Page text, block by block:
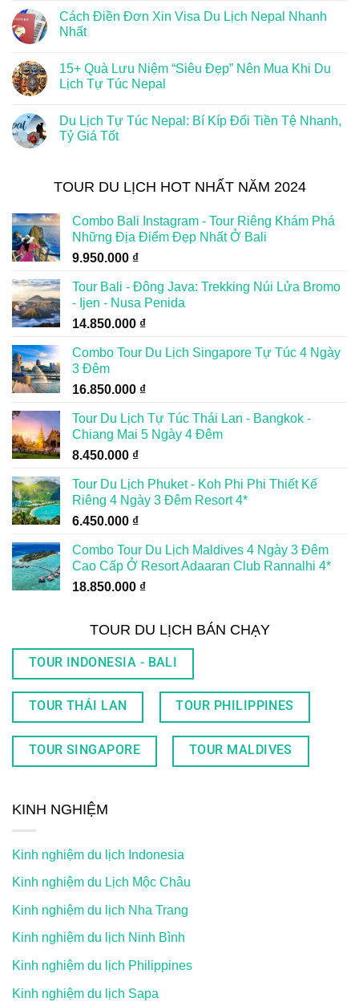
Cách Điền Đơn Xin Visa Du Lịch Nepal Nhanh
Nhất
15+ Quà Lưu Niệm “Siêu Đẹp” Nên Mua Khi Du
Lịch Tự Túc Nepal
Du Lịch Tự Túc Nepal: Bí Kíp Đổi Tiền Tệ Nhanh,
Tỷ Giá Tốt
TOUR DU LỊCH HOT NHẤT NĂM 2024
Combo Bali Instagram - Tour Riêng Khám Phá
Những Địa Điểm Đẹp Nhất Ở Bali
9.950.000 ₫
Tour Bali - Đông Java: Trekking Núi Lửa Bromo
- Ijen - Nusa Penida
14.850.000 ₫
Combo Tour Du Lịch Singapore Tự Túc 4 Ngày
3 Đêm
16.850.000 ₫
Tour Du Lịch Tự Túc Thái Lan - Bangkok -
Chiang Mai 5 Ngày 4 Đêm
8.450.000 ₫
Tour Du Lịch Phuket - Koh Phi Phi Thiết Kế
Riêng 4 Ngày 3 Đêm Resort 4*
6.450.000 ₫
Combo Tour Du Lịch Maldives 4 Ngày 3 Đêm
Cao Cấp Ở Resort Adaaran Club Rannalhi 4*
18.850.000 ₫
TOUR DU LỊCH BÁN CHẠY
TOUR INDONESIA - BALI
TOUR THÁI LAN TOUR PHILIPPINES
TOUR SINGAPORE TOUR MALDIVES
KINH NGHIỆM
Kinh nghiệm du lịch Indonesia
Kinh nghiệm du Lịch Mộc Châu
Kinh nghiệm du lịch Nha Trang
Kinh nghiệm du lịch Ninh Bình
Kinh nghiệm du lịch Philippines
Kinh nghiệm du lịch Sapa